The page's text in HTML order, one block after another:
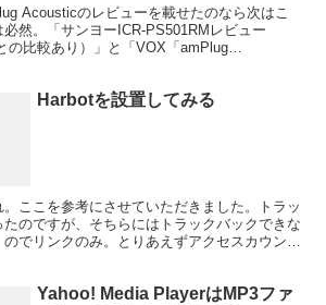
Acousticのレビューを載せたのなら次はこ
然。「サンヨーICR-PS501RMレビュー
の比較あり）」と「VOX「amPlug
Harbotを設置してみる
ここを参考にさせていただきました。トラッ
のですが、そちらにはトラックバックできな
でリンクのみ。とりあえずアクセスカウンタ
Yahoo! Media PlayerはMP3ファ